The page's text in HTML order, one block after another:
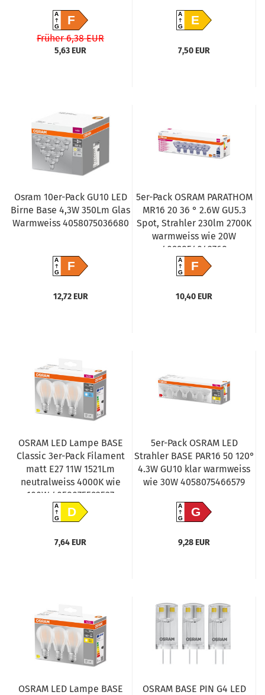
A
GF
Früher 6,38 EUR
5,63 EUR
A
GE
7,50 EUR
Osram 10er-Pack GU10 LED
Birne Base 4,3W 350Lm Glas
Warmweiss 4058075036680
A
GF
12,72 EUR
5er-Pack OSRAM PARATHOM
MR16 20 36 ° 2.6W GU5.3
Spot, Strahler 230lm 2700K
warmweiss wie 20W
4099854042768
A
GF
10,40 EUR
OSRAM LED Lampe BASE
Classic 3er-Pack Filament
matt E27 11W 1521Lm
neutralweiss 4000K wie
100W 4058075592537
A
GD
7,64 EUR
5er-Pack OSRAM LED
Strahler BASE PAR16 50 120°
4.3W GU10 klar warmweiss
wie 30W 4058075466579
A
GG
9,28 EUR
OSRAM LED Lampe BASE
OSRAM BASE PIN G4 LED